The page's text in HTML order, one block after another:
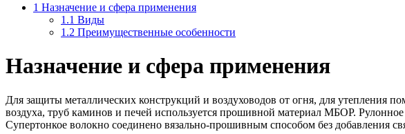
1 Назначение и сфера применения
1.1 Виды
1.2 Преимущественные особенности
Назначение и сфера применения
Для защиты металлических конструкций и воздуховодов от огня, для утепления
воздуха, труб каминов и печей используется прошивной материал МБОР.
Супертонкое волокно соединено вязально-прошивным способом без добавления